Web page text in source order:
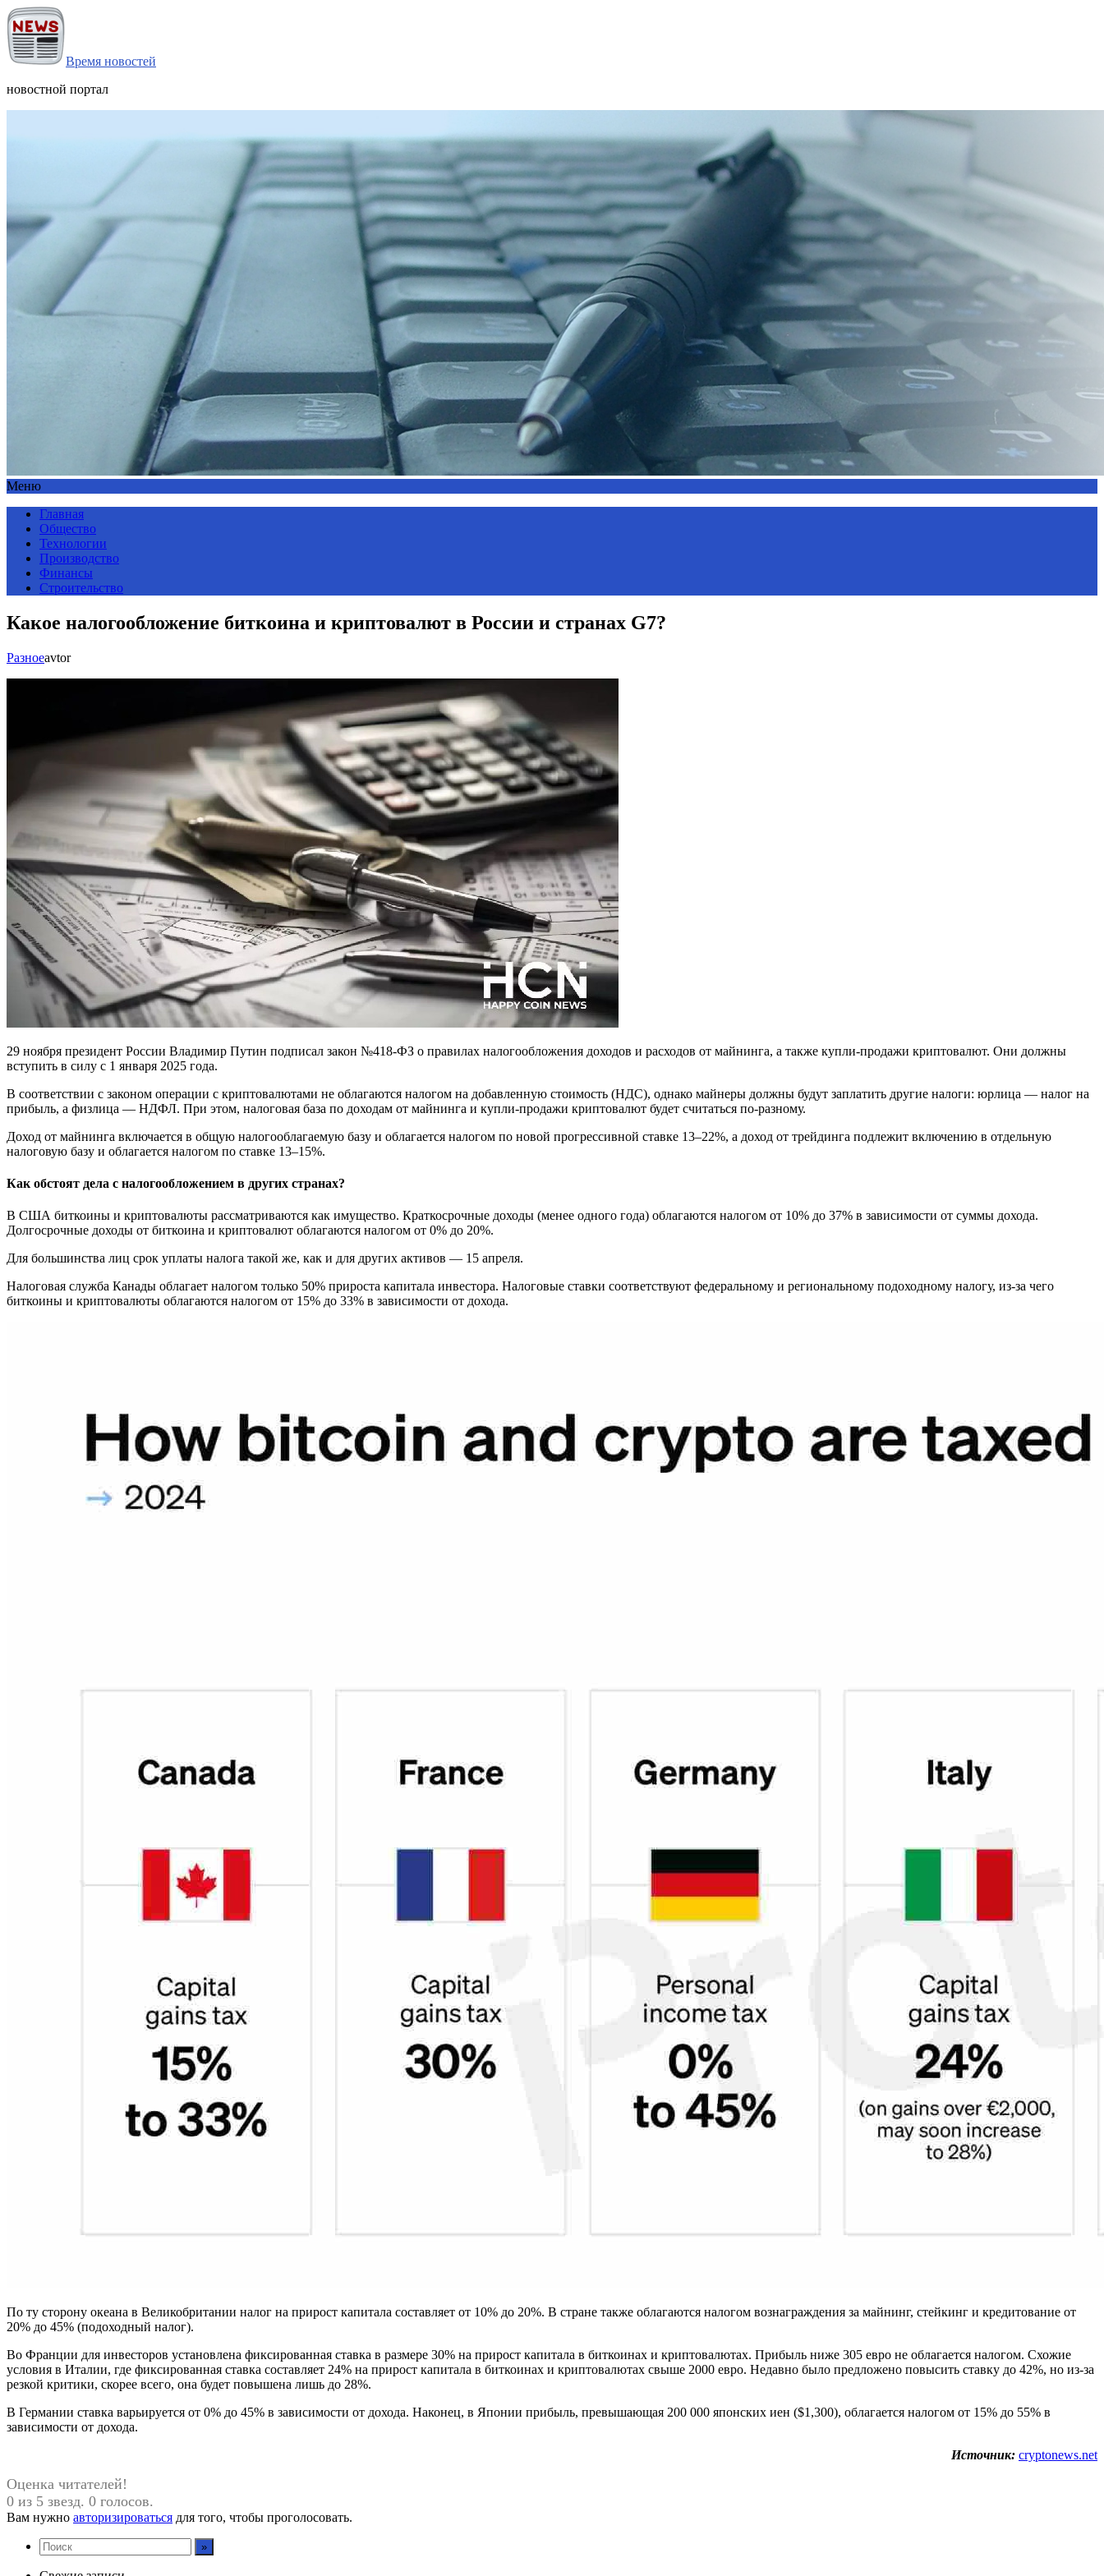
Время новостей
новостной портал
Меню
Главная
Общество
Технологии
Производство
Финансы
Строительство
Какое налогообложение биткоина и криптовалют в России и странах G7?
Разноеavtor
29 ноября президент России Владимир Путин подписал закон №418-ФЗ о правилах налогообложения доходов и расходов от майнинга, а также купли-продажи криптовалют. Они должны
вступить в силу с 1 января 2025 года.
В соответствии с законом операции с криптовалютами не облагаются налогом на добавленную стоимость (НДС), однако майнеры должны будут заплатить другие налоги: юрлица — налог на
прибыль, а физлица — НДФЛ. При этом, налоговая база по доходам от майнинга и купли-продажи криптовалют будет считаться по-разному.
Доход от майнинга включается в общую налогооблагаемую базу и облагается налогом по новой прогрессивной ставке 13–22%, а доход от трейдинга подлежит включению в отдельную
налоговую базу и облагается налогом по ставке 13–15%.
Как обстоят дела с налогообложением в других странах?
В США биткоины и криптовалюты рассматриваются как имущество. Краткосрочные доходы (менее одного года) облагаются налогом от 10% до 37% в зависимости от суммы дохода.
Долгосрочные доходы от биткоина и криптовалют облагаются налогом от 0% до 20%.
Для большинства лиц срок уплаты налога такой же, как и для других активов — 15 апреля.
Налоговая служба Канады облагает налогом только 50% прироста капитала инвестора. Налоговые ставки соответствуют федеральному и региональному подоходному налогу, из-за чего
биткоины и криптовалюты облагаются налогом от 15% до 33% в зависимости от дохода.
По ту сторону океана в Великобритании налог на прирост капитала составляет от 10% до 20%. В стране также облагаются налогом вознаграждения за майнинг, стейкинг и кредитование от
20% до 45% (подоходный налог).
Во Франции для инвесторов установлена ​​фиксированная ставка в размере 30% на прирост капитала в биткоинах и криптовалютах. Прибыль ниже 305 евро не облагается налогом. Схожие
условия в Италии, где фиксированная ставка составляет 24% на прирост капитала в биткоинах и криптовалютах свыше 2000 евро. Недавно было предложено повысить ставку до 42%, но из-за
резкой критики, скорее всего, она будет повышена лишь до 28%.
В Германии ставка варьируется от 0% до 45% в зависимости от дохода. Наконец, в Японии прибыль, превышающая 200 000 японских иен ($1,300), облагается налогом от 15% до 55% в
зависимости от дохода.
Источник: cryptonews.net
Оценка читателей!
0 из 5 звезд. 0 голосов.
Вам нужно авторизироваться для того, чтобы проголосовать.